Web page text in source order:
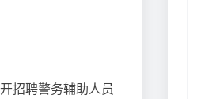
招聘警务辅助人员